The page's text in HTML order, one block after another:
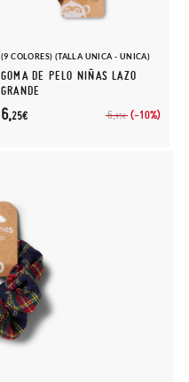
(9 COLORES) (TALLA UNICA - UNICA)
GOMA DE PELO NIÑAS LAZO
GRANDE
6,95€ (-10%)
6,25€